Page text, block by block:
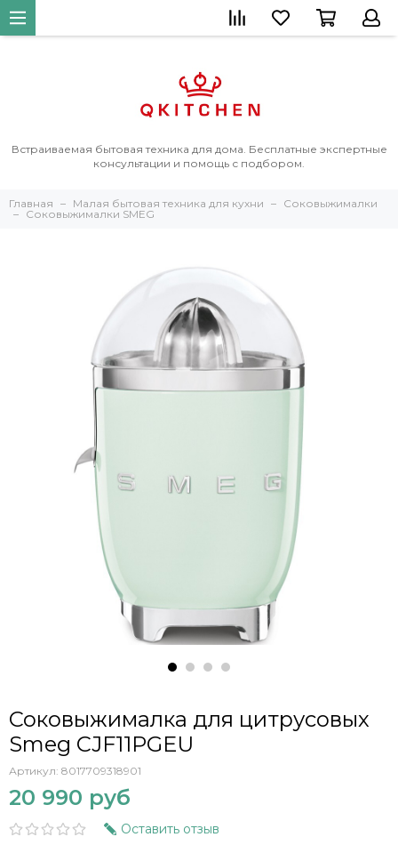
Встраиваемая бытовая техника для дома. Бесплатные экспертные
консультации и помощь с подбором.
Главная Малая бытовая техника для кухни
Соковыжималки
Соковыжималки SMEG
Соковыжималка для цитрусовых
Smeg CJF11PGEU
Артикул: 8017709318901
20 990 руб
Оставить отзыв